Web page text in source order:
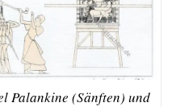
Palankine (Sänften) und